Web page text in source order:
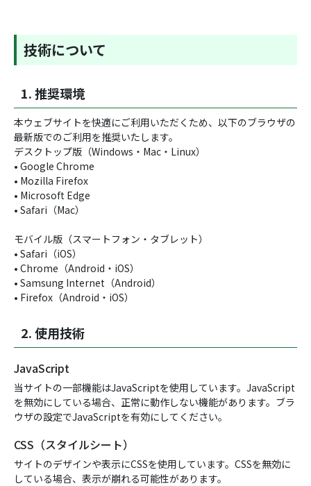
技術について
1. 推奨環境
本ウェブサイトを快適にご利用いただくため、以下のブラウザの
最新版でのご利用を推奨いたします。
デスクトップ版（Windows・Mac・Linux）
• Google Chrome
• Mozilla Firefox
• Microsoft Edge
• Safari（Mac）
モバイル版（スマートフォン・タブレット）
• Safari（iOS）
• Chrome（Android・iOS）
• Samsung Internet（Android）
• Firefox（Android・iOS）
2. 使用技術
JavaScript
当サイトの一部機能はJavaScriptを使用しています。JavaScript
を無効にしている場合、正常に動作しない機能があります。ブラ
ウザの設定でJavaScriptを有効にしてください。
CSS（スタイルシート）
サイトのデザインや表示にCSSを使用しています。CSSを無効に
している場合、表示が崩れる可能性があります。